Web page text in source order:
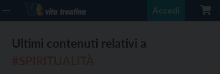
Accedi
Ultimi contenuti relativi a